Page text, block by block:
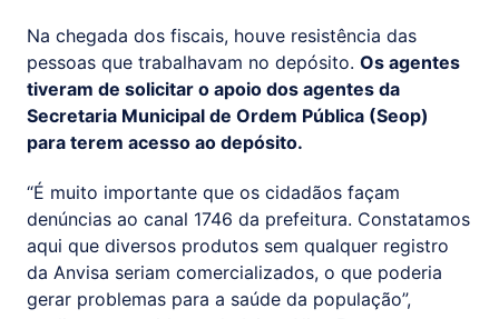
Na chegada dos fiscais, houve resistência das
pessoas que trabalhavam no depósito. Os agentes
tiveram de solicitar o apoio dos agentes da
Secretaria Municipal de Ordem Pública (Seop)
para terem acesso ao depósito.
“É muito importante que os cidadãos façam
denúncias ao canal 1746 da prefeitura. Constatamos
aqui que diversos produtos sem qualquer registro
da Anvisa seriam comercializados, o que poderia
gerar problemas para a saúde da população”,